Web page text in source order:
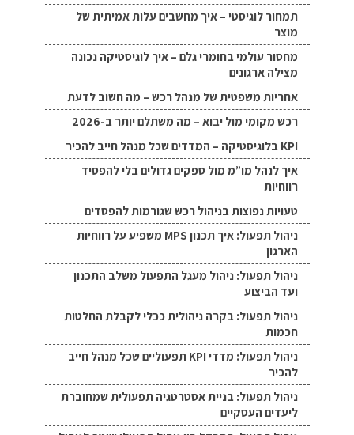
תמחור לוגיסטי – איך מחשבים עלות אמיתית של
מוצר
מחסור עולמי בחומרי גלם – איך לוגיסטיקה נכונה
מצילה ארגונים
אחריות משפטית של מנהל רכש – מה חשוב לדעת
רכש מקומי מול יבוא – מה משתלם יותר ב-2026
KPI בלוגיסטיקה – המדדים שכל מנהל חייב להכיר
איך לנהל מו”מ מול ספקים גדולים בלי להפסיד
רווחיות
טעויות נפוצות בניהול רכש שגורמות להפסדים
ניהול תפעול: איך תכנון MPS משפיע על רווחיות
הארגון
ניהול תפעול: ניהול מעגל התפעול משלב התכנון
ועד הביצוע
ניהול תפעול: בקרה ניהולית ככלי לקבלת החלטות
חכמות
ניהול תפעול: מדדי KPI תפעוליים שכל מנהל חייב
להכיר
ניהול תפעול: בניית אסטרטגיה תפעולית שמחוברת
ליעדים העסקיים